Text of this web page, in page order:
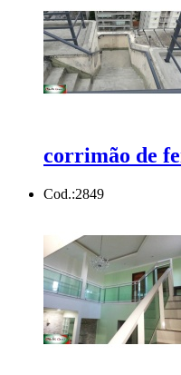
corrimão de
Cod.:2849